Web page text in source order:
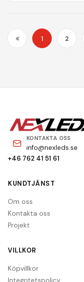
1 2
KONTAKTA OSS
info@nexleds.se
+46 762 41 51 61
KUNDTJÄNST
Om oss
Kontakta oss
Projekt
VILLKOR
Köpvillkor